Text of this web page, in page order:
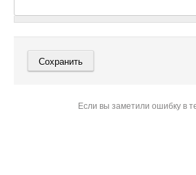
Если вы заметили ошибку в